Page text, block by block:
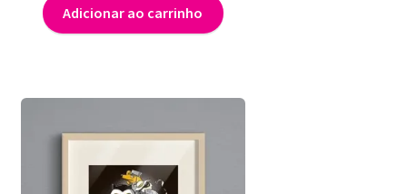
original
era:
atual
é:
Adicionar ao carrinho